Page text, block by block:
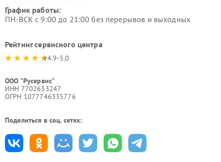
График работы:
ПН-ВСК с 9:00 до 21:00 без перерывов и выходных
Рейтинг сервисного центра
4.9-5.0
ООО "Русервис"
ИНН 7702633247
ОГРН 1077746335776
Поделиться в соц. сетях: